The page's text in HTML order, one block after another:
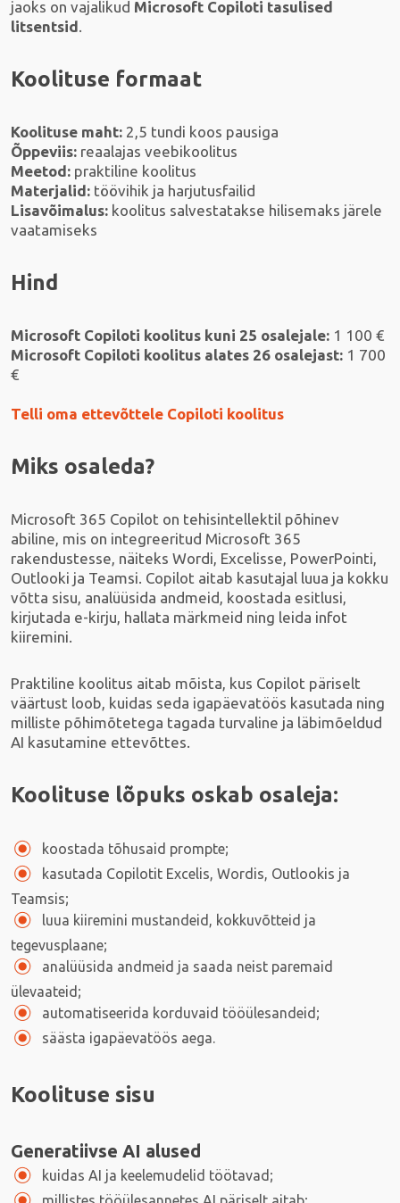
jaoks on vajalikud Microsoft Copiloti tasulised
litsentsid.
Koolituse formaat
Koolituse maht: 2,5 tundi koos pausiga
Õppeviis: reaalajas veebikoolitus
Meetod: praktiline koolitus
Materjalid: töövihik ja harjutusfailid
Lisavõimalus: koolitus salvestatakse hilisemaks järele
vaatamiseks
Hind
Microsoft Copiloti koolitus kuni 25 osalejale: 1 100 €
Microsoft Copiloti koolitus alates 26 osalejast: 1 700
€
Telli oma ettevõttele Copiloti koolitus
Miks osaleda?
Microsoft 365 Copilot on tehisintellektil põhinev
abiline, mis on integreeritud Microsoft 365
rakendustesse, näiteks Wordi, Excelisse, PowerPointi,
Outlooki ja Teamsi. Copilot aitab kasutajal luua ja kokku
võtta sisu, analüüsida andmeid, koostada esitlusi,
kirjutada e-kirju, hallata märkmeid ning leida infot
kiiremini.
Praktiline koolitus aitab mõista, kus Copilot päriselt
väärtust loob, kuidas seda igapäevatöös kasutada ning
milliste põhimõtetega tagada turvaline ja läbimõeldud
AI kasutamine ettevõttes.
Koolituse lõpuks oskab osaleja:
koostada tõhusaid prompte;
kasutada Copilotit Excelis, Wordis, Outlookis ja
Teamsis;
luua kiiremini mustandeid, kokkuvõtteid ja
tegevusplaane;
analüüsida andmeid ja saada neist paremaid
ülevaateid;
automatiseerida korduvaid tööülesandeid;
säästa igapäevatöös aega.
Koolituse sisu
Generatiivse AI alused
kuidas AI ja keelemudelid töötavad;